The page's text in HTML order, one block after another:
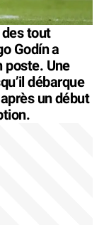
des tout
Godín a
poste. Une
débarque
un début